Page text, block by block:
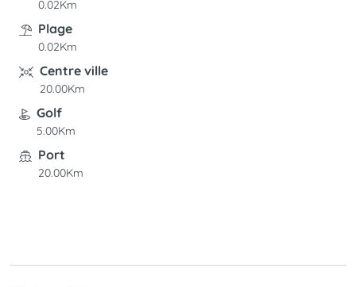
0.02Km
Plage
0.02Km
Centre ville
20.00Km
Golf
5.00Km
Port
20.00Km